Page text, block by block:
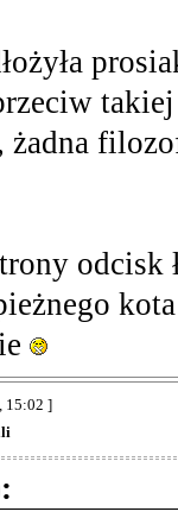
żadna
odcisk
15:02 ]